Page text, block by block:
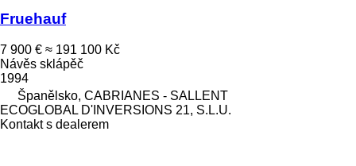
Fruehauf
7 900 € ≈ 191 100 Kč
Návěs sklápěč
1994
Španělsko, CABRIANES - SALLENT
ECOGLOBAL D'INVERSIONS 21, S.L.U.
Kontakt s dealerem